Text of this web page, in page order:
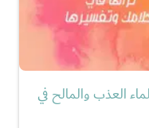
العذب والمالح في